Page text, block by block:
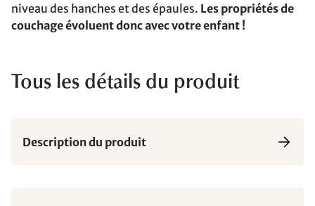
niveau des hanches et des épaules. Les propriétés de
couchage évoluent donc avec votre enfant !
Tous les détails du produit
Description du produit